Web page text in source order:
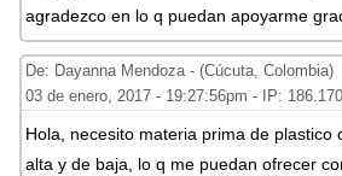
agradezco en lo q puedan apoyarme
De: Dayanna Mendoza - (Cúcuta, Colombia)
03 de enero, 2017 - 19:27:56pm - IP:
Hola, necesito materia prima de plastico
alta y de baja, lo q me puedan ofrecer